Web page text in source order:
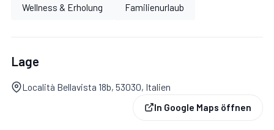
Wellness & Erholung Familienurlaub
Lage
Località Bellavista 18b, 53030, Italien
In Google Maps öffnen